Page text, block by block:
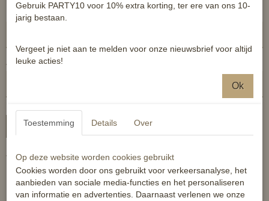
Naamloze set
Aantal
In winkelwagen
Voor kleine pony en mini veulens.
Mooie kwaliteit leren halstertje, duurzaam voor een goede prijs.
Gebruik PARTY10 voor 10% extra korting, ter ere van ons 10-
jarig bestaan.
Vergeet je niet aan te melden voor onze nieuwsbrief voor altijd
leuke acties!
Ok
Toestemming Details Over
Op deze website worden cookies gebruikt
Cookies worden door ons gebruikt voor verkeersanalyse, het
aanbieden van sociale media-functies en het personaliseren
van informatie en advertenties. Daarnaast verlenen we onze